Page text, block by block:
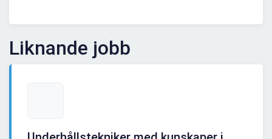
Liknande jobb